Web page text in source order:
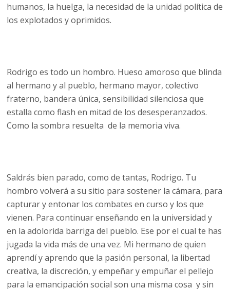
humanos, la huelga, la necesidad de la unidad política de
los explotados y oprimidos.
Rodrigo es todo un hombro. Hueso amoroso que blinda
al hermano y al pueblo, hermano mayor, colectivo
fraterno, bandera única, sensibilidad silenciosa que
estalla como flash en mitad de los desesperanzados.
Como la sombra resuelta de la memoria viva.
Saldrás bien parado, como de tantas, Rodrigo. Tu
hombro volverá a su sitio para sostener la cámara, para
capturar y entonar los combates en curso y los que
vienen. Para continuar enseñando en la universidad y
en la adolorida barriga del pueblo. Ese por el cual te has
jugada la vida más de una vez. Mi hermano de quien
aprendí y aprendo que la pasión personal, la libertad
creativa, la discreción, y empeñar y empuñar el pellejo
para la emancipación social son una misma cosa y sin